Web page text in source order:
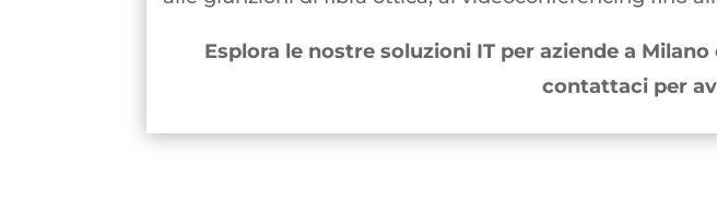
Esplora le nostre soluzioni IT per aziende a
contattaci per